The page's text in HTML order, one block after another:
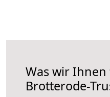
Was wir
Brotterode-